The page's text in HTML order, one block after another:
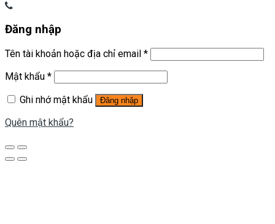
Đăng nhập
Tên tài khoản hoặc địa chỉ email *
Mật khẩu *
Ghi nhớ mật khẩu
Đăng nhập
Quên mật khẩu?